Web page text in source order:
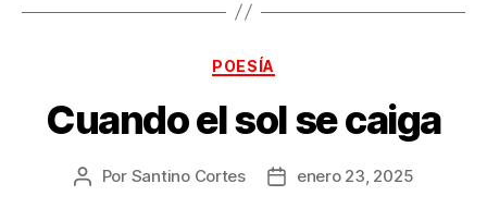
Categorías
POESÍA
Cuando el sol se caiga
Autor
Por Santino Cortes
Fechaenero 23, 2025